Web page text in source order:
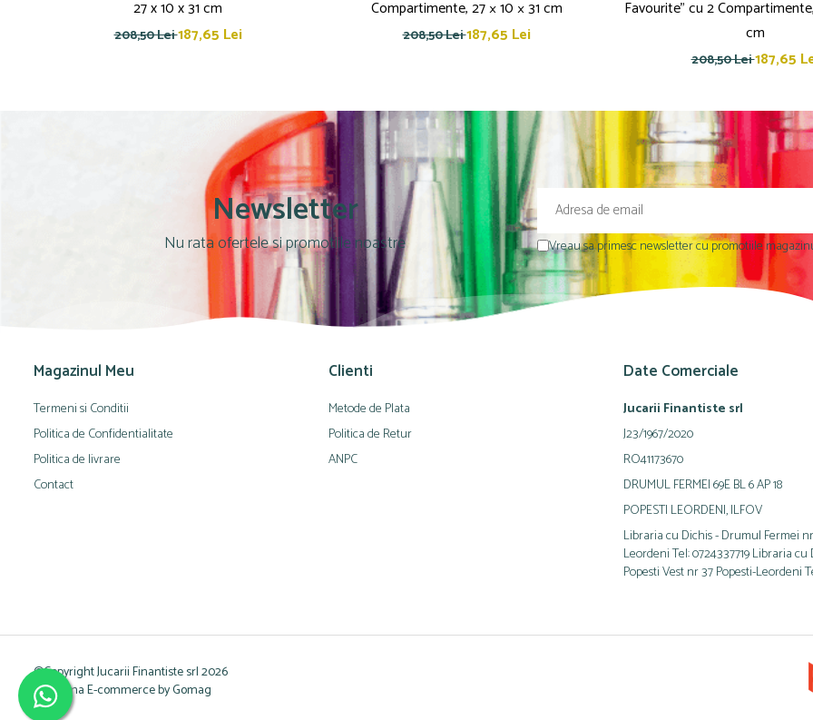
27 x 10 x 31 cm
208,50 Lei187,65 Lei
Compartimente, 27 × 10 × 31 cm
208,50 Lei187,65 Lei
Favourite” cu 2
cm
208,50 Lei187,65
Newsletter
Nu rata ofertele si promotiile noastre Vreau sa primesc newsletter cu promotiile
Magazinul Meu
Termeni si Conditii
Politica de Confidentialitate
Politica de livrare
Contact
Clienti
Metode de Plata
Politica de Retur
ANPC
Date Comerciale
Jucarii Finantiste srl
J23/1967/2020
RO41173670
DRUMUL FERMEI 69E BL 6 AP 18
POPESTI LEORDENI, ILFOV
Libraria cu Dichis - Drumul Fermei
Leordeni Tel: 0724337719 Libraria cu
Popesti Vest nr 37 Popesti-Leordeni
©Copyright Jucarii Finantiste srl 2026
Platforma E-commerce by Gomag